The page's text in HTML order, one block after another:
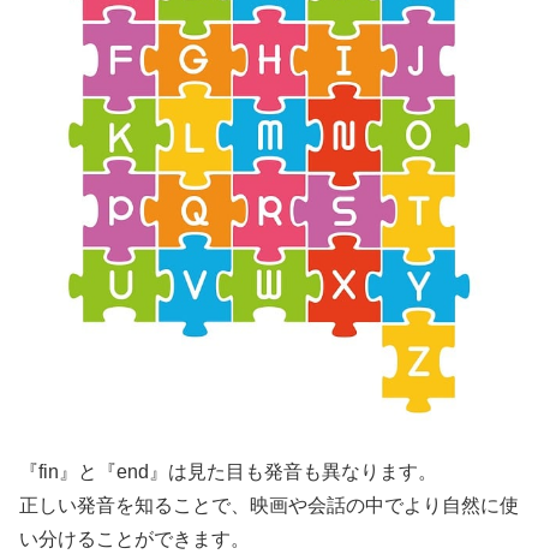
『fin』と『end』は見た目も発音も異なります。
正しい発音を知ることで、映画や会話の中でより自然に使
い分けることができます。